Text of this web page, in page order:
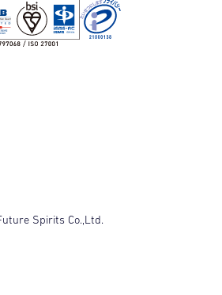
Spirits Co.,Ltd.